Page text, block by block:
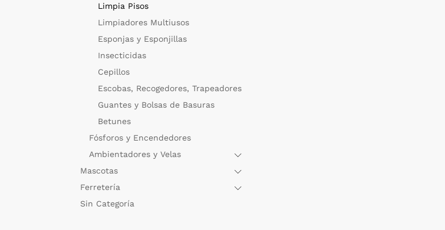
Limpia Pisos
Limpiadores Multiusos
Esponjas y Esponjillas
Insecticidas
Cepillos
Escobas, Recogedores, Trapeadores
Guantes y Bolsas de Basuras
Betunes
Fósforos y Encendedores
Ambientadores y Velas
Mascotas
Ferretería
Sin Categoría